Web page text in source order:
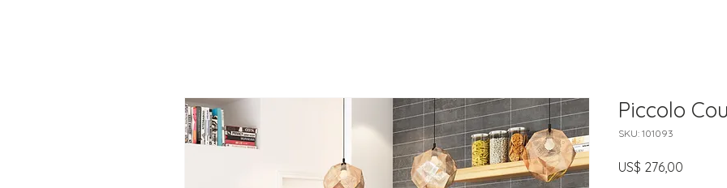
Piccolo
SKU: 101093
US$ 276,00